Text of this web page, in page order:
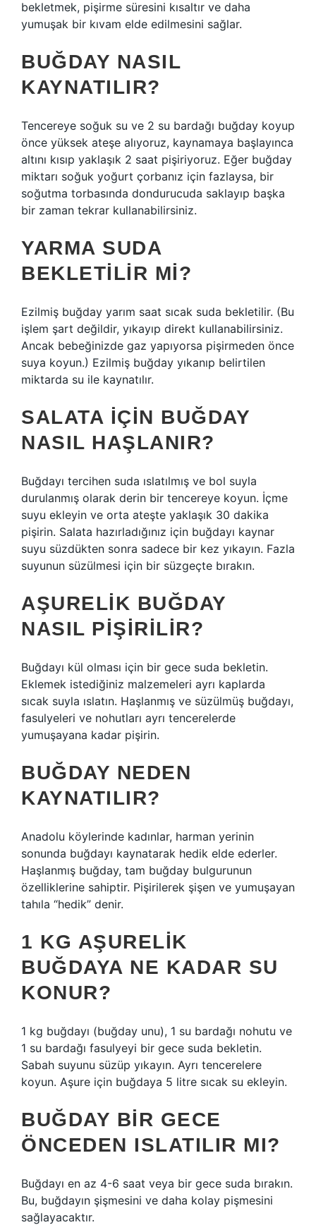
bekletmek, pişirme süresini kısaltır ve daha
yumuşak bir kıvam elde edilmesini sağlar.
BUĞDAY NASIL
KAYNATILIR?
Tencereye soğuk su ve 2 su bardağı buğday koyup
önce yüksek ateşe alıyoruz, kaynamaya başlayınca
altını kısıp yaklaşık 2 saat pişiriyoruz. Eğer buğday
miktarı soğuk yoğurt çorbanız için fazlaysa, bir
soğutma torbasında dondurucuda saklayıp başka
bir zaman tekrar kullanabilirsiniz.
YARMA SUDA
BEKLETILIR MI?
Ezilmiş buğday yarım saat sıcak suda bekletilir. (Bu
işlem şart değildir, yıkayıp direkt kullanabilirsiniz.
Ancak bebeğinizde gaz yapıyorsa pişirmeden önce
suya koyun.) Ezilmiş buğday yıkanıp belirtilen
miktarda su ile kaynatılır.
SALATA IÇIN BUĞDAY
NASIL HAŞLANIR?
Buğdayı tercihen suda ıslatılmış ve bol suyla
durulanmış olarak derin bir tencereye koyun. İçme
suyu ekleyin ve orta ateşte yaklaşık 30 dakika
pişirin. Salata hazırladığınız için buğdayı kaynar
suyu süzdükten sonra sadece bir kez yıkayın. Fazla
suyunun süzülmesi için bir süzgeçte bırakın.
AŞURELIK BUĞDAY
NASIL PIŞIRILIR?
Buğdayı kül olması için bir gece suda bekletin.
Eklemek istediğiniz malzemeleri ayrı kaplarda
sıcak suyla ıslatın. Haşlanmış ve süzülmüş buğdayı,
fasulyeleri ve nohutları ayrı tencerelerde
yumuşayana kadar pişirin.
BUĞDAY NEDEN
KAYNATILIR?
Anadolu köylerinde kadınlar, harman yerinin
sonunda buğdayı kaynatarak hedik elde ederler.
Haşlanmış buğday, tam buğday bulgurunun
özelliklerine sahiptir. Pişirilerek şişen ve yumuşayan
tahıla “hedik” denir.
1 KG AŞURELIK
BUĞDAYA NE KADAR SU
KONUR?
1 kg buğdayı (buğday unu), 1 su bardağı nohutu ve
1 su bardağı fasulyeyi bir gece suda bekletin.
Sabah suyunu süzüp yıkayın. Ayrı tencerelere
koyun. Aşure için buğdaya 5 litre sıcak su ekleyin.
BUĞDAY BIR GECE
ÖNCEDEN ISLATILIR MI?
Buğdayı en az 4-6 saat veya bir gece suda bırakın.
Bu, buğdayın şişmesini ve daha kolay pişmesini
sağlayacaktır.